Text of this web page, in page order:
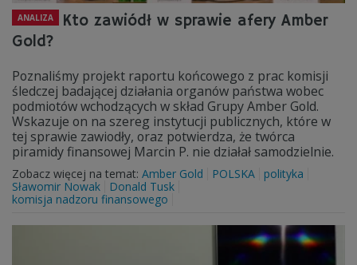
ANALIZA
Kto zawiódł w sprawie afery Amber
Gold?
Poznaliśmy projekt raportu końcowego z prac komisji
śledczej badającej działania organów państwa wobec
podmiotów wchodzących w skład Grupy Amber Gold.
Wskazuje on na szereg instytucji publicznych, które w
tej sprawie zawiodły, oraz potwierdza, że twórca
piramidy finansowej Marcin P. nie działał samodzielnie.
Zobacz więcej na temat: Amber Gold POLSKA
polityka
Sławomir Nowak
Donald Tusk
komisja nadzoru finansowego